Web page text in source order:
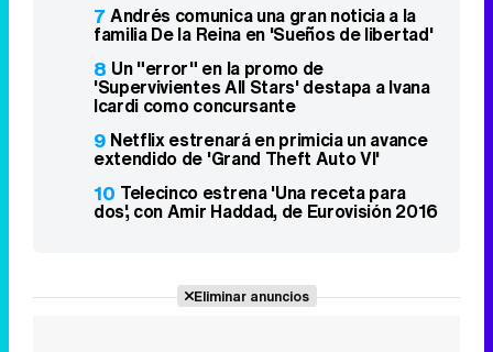
7 Andrés comunica una gran noticia a la
familia De la Reina en 'Sueños de libertad'
8 Un "error" en la promo de
'Supervivientes All Stars' destapa a Ivana
Icardi como concursante
9 Netflix estrenará en primicia un avance
extendido de 'Grand Theft Auto VI'
10 Telecinco estrena 'Una receta para
dos', con Amir Haddad, de Eurovisión 2016
Eliminar anuncios